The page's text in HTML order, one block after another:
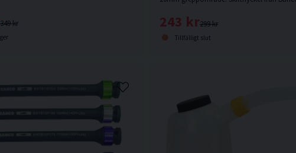
349 kr 299 kr
243 kr
Tillfälligt slut